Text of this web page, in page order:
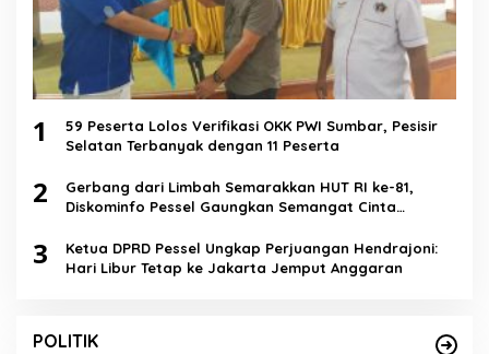
1
59 Peserta Lolos Verifikasi OKK PWI Sumbar, Pesisir
Selatan Terbanyak dengan 11 Peserta
2
Gerbang dari Limbah Semarakkan HUT RI ke-81,
Diskominfo Pessel Gaungkan Semangat Cinta
3
Ketua DPRD Pessel Ungkap Perjuangan Hendrajoni:
Hari Libur Tetap ke Jakarta Jemput Anggaran
POLITIK